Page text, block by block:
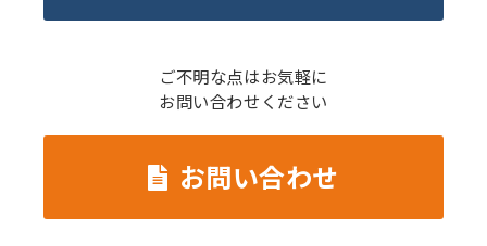
ご不明な点はお気軽に
お問い合わせください
お問い合わせ